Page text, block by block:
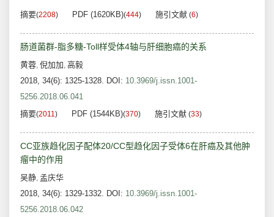
摘要(2208) PDF (1620KB)(444) 施引文献 (6)
肠道菌群-脂多糖-Toll样受体4轴与肝细胞癌的关系
黄蓉, 倪加加, 高毅
2018, 34(6): 1325-1328. DOI: 10.3969/j.issn.1001-
5256.2018.06.041
摘要(2011) PDF (1544KB)(370) 施引文献 (33)
CC亚族趋化因子配体20/CC型趋化因子受体6在肝癌及其他肿
瘤中的作用
吴静, 孟庆华
2018, 34(6): 1329-1332. DOI: 10.3969/j.issn.1001-
5256.2018.06.042